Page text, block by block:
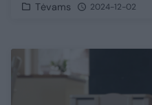
Tėvams 2024-12-02